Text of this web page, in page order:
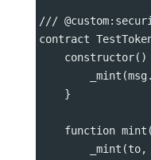
///
contract
    }
function
_mint(to,